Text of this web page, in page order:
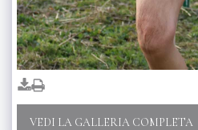
VEDI LA GALLERIA COMPLETA